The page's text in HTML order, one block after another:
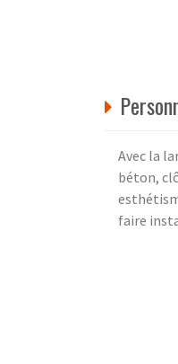
Avec la
béton,
faire